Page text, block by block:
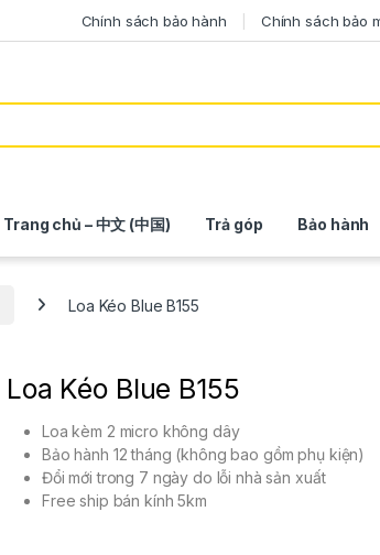
Chính sách bảo hành Chính sách bảo
Trang chủ – 中文 (中国) Trả góp Bảo hành
Loa Kéo Blue B155
Loa Kéo Blue B155
Loa kèm 2 micro không dây
Bảo hành 12 tháng (không bao gồm phụ kiện)
Đổi mới trong 7 ngày do lỗi nhà sản xuất
Free ship bán kính 5km